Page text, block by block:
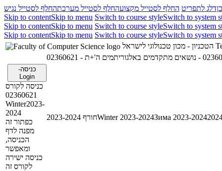
דלג לתפריט החלף לסטייל מקצועהחלף לסטייל מערכתהחלף לסטייל נגיש
Skip to contentSkip to menu Switch to course styleSwitch to system
Skip to contentSkip to menu Switch to course styleSwitch to system
Skip to contentSkip to menu Switch to course styleSwitch to system
כניסה-
Login
כניסה לקורס
02360621
Winter2023-
2024
כפתור זה
מפנה לדף
הכניסה,
ומאפשר
כניסה ישירה
לקורס זה
חורף 2023-2024Winter 2023-2024Зима 2023-2024